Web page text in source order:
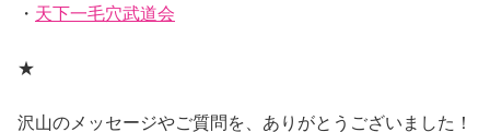
・ 天下一毛穴武道会
★
沢山のメッセージやご質問を、ありがとうございました！